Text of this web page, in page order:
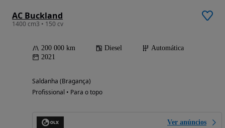
AC Buckland
1400 cm3 • 150 cv
200 000 km Diesel
Automática
2021
Saldanha (Bragança)
Profissional • Para o topo
Ver anúncios